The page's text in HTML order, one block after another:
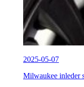
2025-05-07
Milwaukee inleder